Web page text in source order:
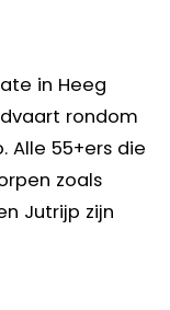
in Heeg
rondom
Alle 55+ers die
zoals
Jutrijp zijn